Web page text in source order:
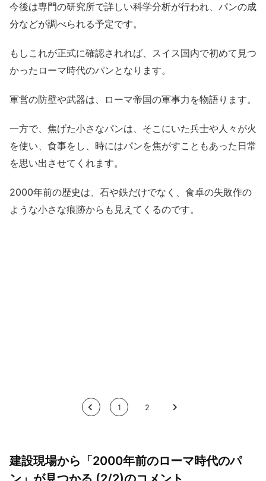
今後は専門の研究所で詳しい科学分析が行われ、パンの成
分などが調べられる予定です。
もしこれが正式に確認されれば、スイス国内で初めて見つ
かったローマ時代のパンとなります。
軍営の防壁や武器は、ローマ帝国の軍事力を物語ります。
一方で、焦げた小さなパンは、そこにいた兵士や人々が火
を使い、食事をし、時にはパンを焦がすこともあった日常
を思い出させてくれます。
2000年前の歴史は、石や鉄だけでなく、食卓の失敗作の
ような小さな痕跡からも見えてくるのです。
< 1 2 >
建設現場から「2000年前のローマ時代のパ